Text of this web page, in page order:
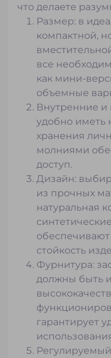
Бананки (сумки на
что делаете
Размер: в
компактной,
все
как мини-
объемные
Внутренние
удобно иметь
хранения
молниями
доступ.
Дизайн:
из прочных
натуральная
обеспечивают
стойкость
Фурнитура:
должны быть
гарантирует